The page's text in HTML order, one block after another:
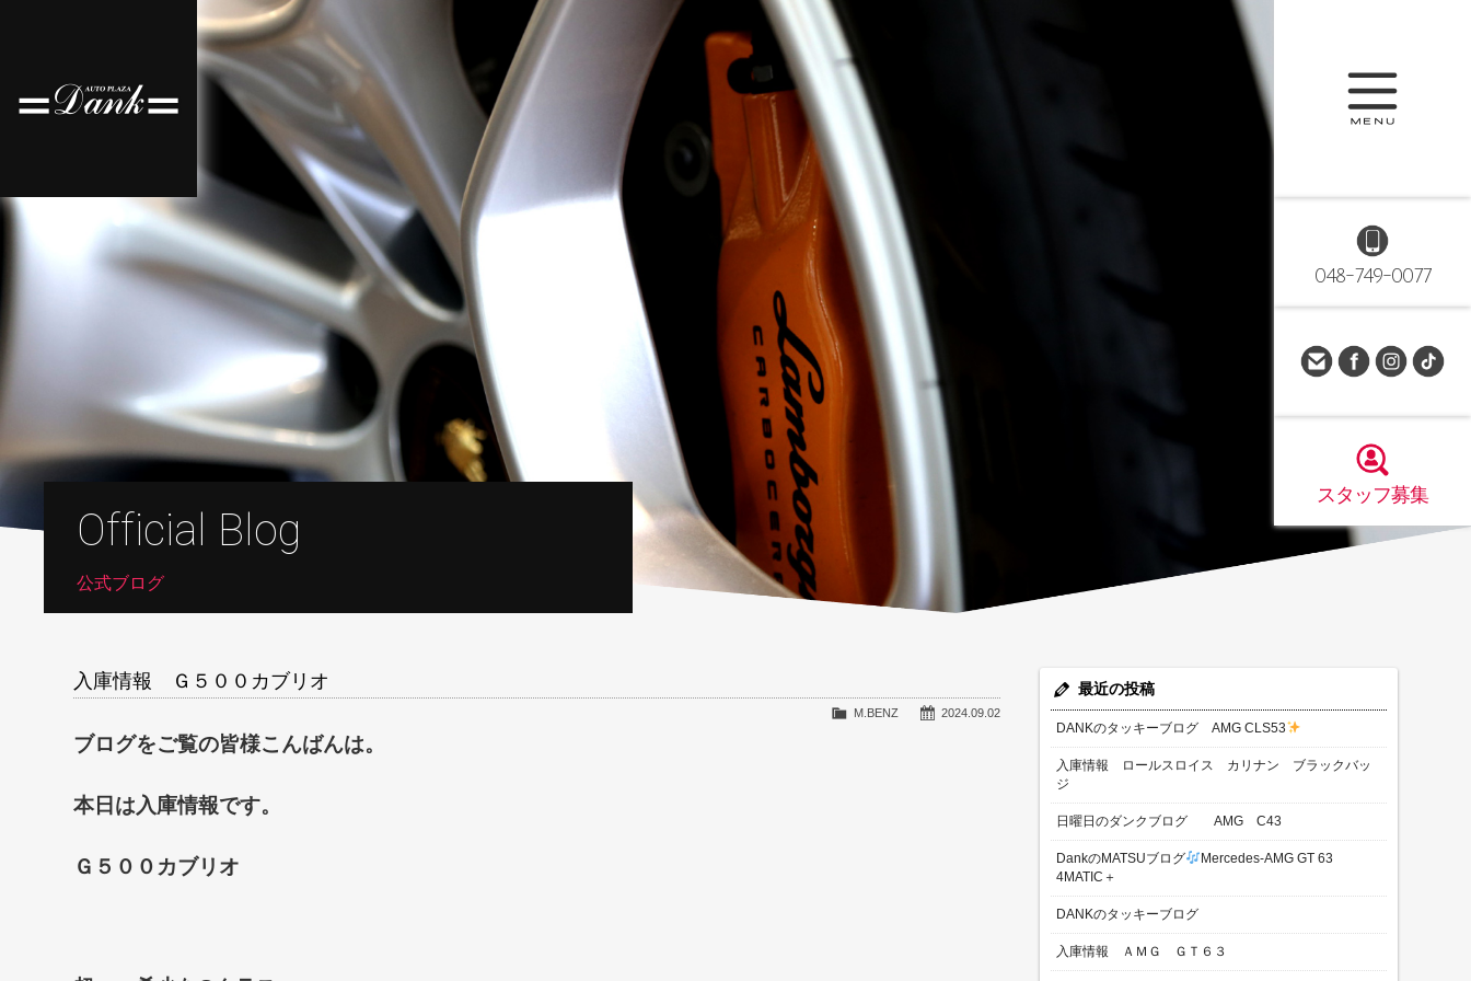
048-749-0077
スタッフ募集
Official Blog
公式ブログ
入庫情報 Ｇ５００カブリオ
2024.09.02
M.BENZ
ブログをご覧の皆様こんばんは。
本日は入庫情報です。
Ｇ５００カブリオ
最近の投稿
DANKのタッキーブログ AMG CLS53
入庫情報 ロールスロイス カリナン ブラックバッ
ジ
日曜日のダンクブログ AMG C43
DankのMATSUブログ
Mercedes-AMG GT 63
4MATIC＋
DANKのタッキーブログ
入庫情報 ＡＭＧ ＧＴ６３